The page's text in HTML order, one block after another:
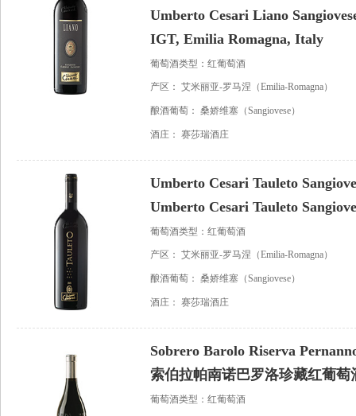
Umberto Cesari Liano
IGT, Emilia Romagna, Italy
葡萄酒类型：红葡萄酒
产区： 艾米丽亚-罗马涅（Emilia-Romagna）
酿酒葡萄： 桑娇维塞（Sangiovese）
酒庄： 赛莎瑞酒庄
Umberto Cesari Tauleto
Umberto Cesari Tauleto
葡萄酒类型：红葡萄酒
产区： 艾米丽亚-罗马涅（Emilia-Romagna）
酿酒葡萄： 桑娇维塞（Sangiovese）
酒庄： 赛莎瑞酒庄
Sobrero Barolo Riserva
索伯拉帕南诺巴罗洛珍藏红葡萄
葡萄酒类型：红葡萄酒